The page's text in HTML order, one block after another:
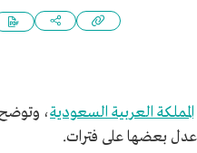
المملكة العربية السعودية،